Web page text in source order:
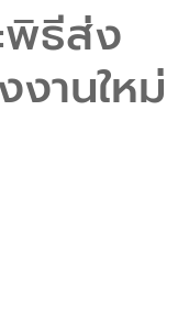
พิธีส่ง
านใหม่